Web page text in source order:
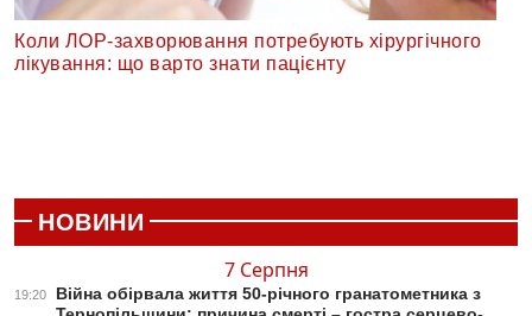
Коли ЛОР-захворювання потребують хірургічного
лікування: що варто знати пацієнту
НОВИНИ
7 Серпня
19:20
Війна обірвала життя 50-річного гранатометника з